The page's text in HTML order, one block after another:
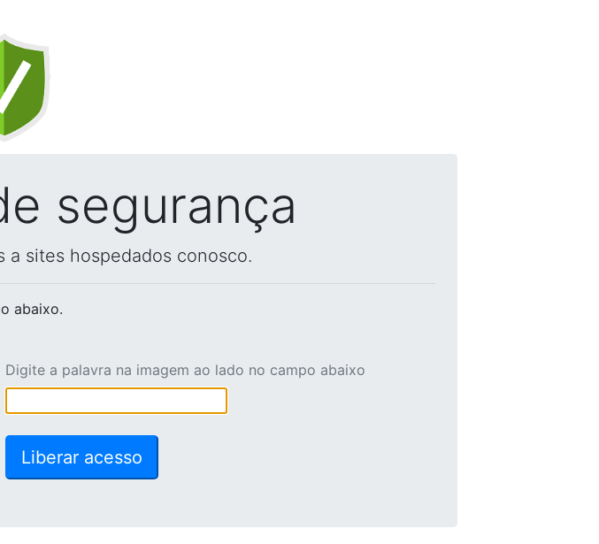
segurança
a sites hospedados conosco.
abaixo.
Digite a palavra na imagem ao lado no campo abaixo